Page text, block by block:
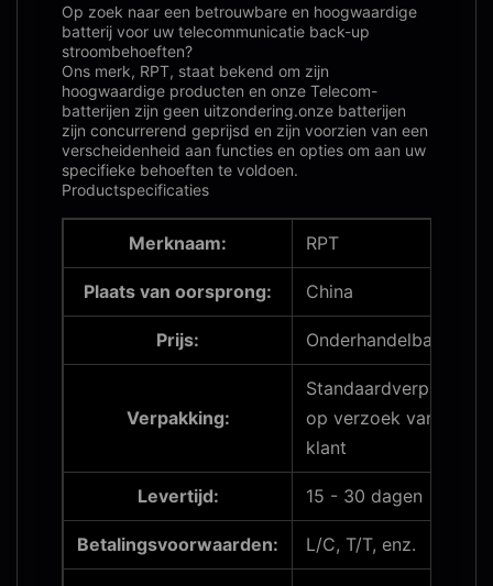
Op zoek naar een betrouwbare en hoogwaardige
batterij voor uw telecommunicatie back-up
stroombehoeften?
Ons merk, RPT, staat bekend om zijn
hoogwaardige producten en onze Telecom-
batterijen zijn geen uitzondering.onze batterijen
zijn concurrerend geprijsd en zijn voorzien van een
verscheidenheid aan functies en opties om aan uw
specifieke behoeften te voldoen.
Productspecificaties
Merknaam: RPT
Plaats van oorsprong: China
Prijs: Onderhandelbaar
Verpakking:
Standaardverpakking,
op verzoek van de
klant
Levertijd: 15 - 30 dagen
Betalingsvoorwaarden: L/C, T/T, enz.